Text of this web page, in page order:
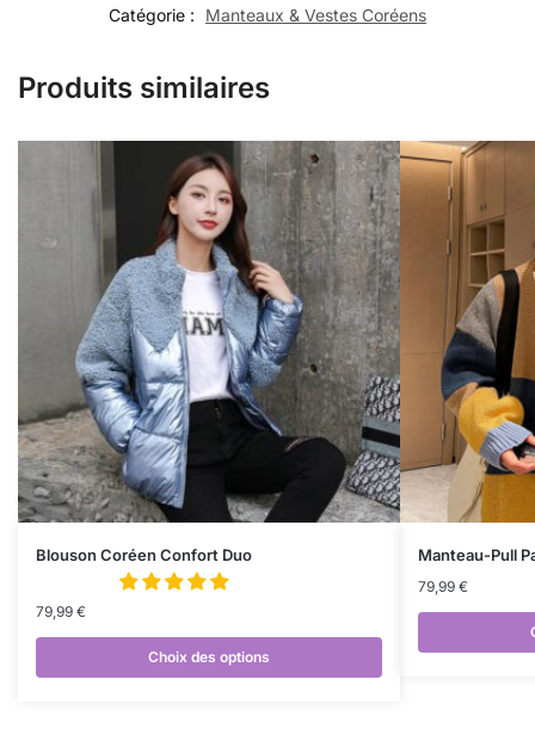
Catégorie :
Manteaux & Vestes Coréens
Produits similaires
Blouson Coréen Confort Duo
79,99 €
Choix des options
Manteau-Pull
79,99 €